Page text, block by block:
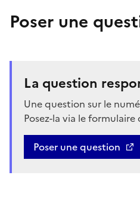
Poser une
La question
Une question sur le
Posez-la via le formulaire
Poser une question